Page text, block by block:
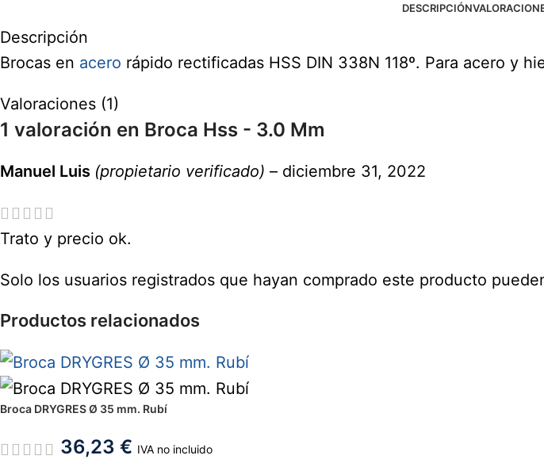
DESCRIPCIÓN
Descripción
Brocas en acero rápido rectificadas HSS DIN 338N 118º. Para acero y
Valoraciones (1)
1 valoración en Broca Hss - 3.0 Mm
Manuel Luis (propietario verificado) – diciembre 31, 2022
Trato y precio ok.
Solo los usuarios registrados que hayan comprado este producto
Productos relacionados
Broca DRYGRES Ø 35 mm. Rubí
36,23 € IVA no incluido